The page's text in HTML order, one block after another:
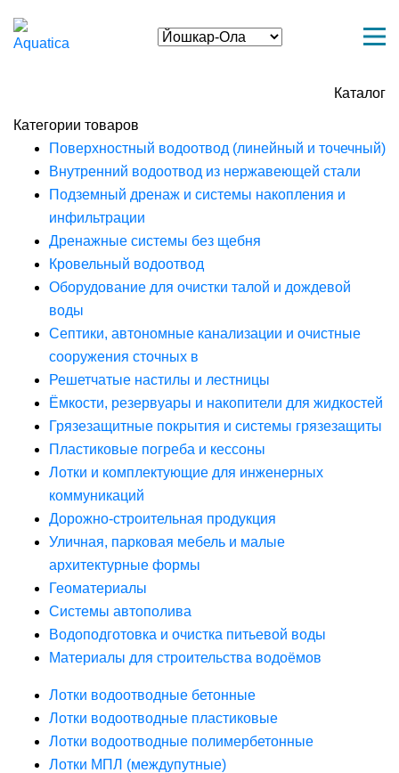
Каталог
Категории товаров
Поверхностный водоотвод (линейный и точечный)
Внутренний водоотвод из нержавеющей стали
Подземный дренаж и системы накопления и
инфильтрации
Дренажные системы без щебня
Кровельный водоотвод
Оборудование для очистки талой и дождевой
воды
Септики, автономные канализации и очистные
сооружения сточных в
Решетчатые настилы и лестницы
Ёмкости, резервуары и накопители для жидкостей
Грязезащитные покрытия и системы грязезащиты
Пластиковые погреба и кессоны
Лотки и комплектующие для инженерных
коммуникаций
Дорожно-строительная продукция
Уличная, парковая мебель и малые
архитектурные формы
Геоматериалы
Системы автополива
Водоподготовка и очистка питьевой воды
Материалы для строительства водоёмов
Лотки водоотводные бетонные
Лотки водоотводные пластиковые
Лотки водоотводные полимербетонные
Лотки МПЛ (междупутные)